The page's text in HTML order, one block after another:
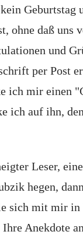
Geburtstag
ohne daß uns
und
per Post
ich mir einen
ich auf ihn,
Leser,
hegen,
sich mit mir in
Anekdote